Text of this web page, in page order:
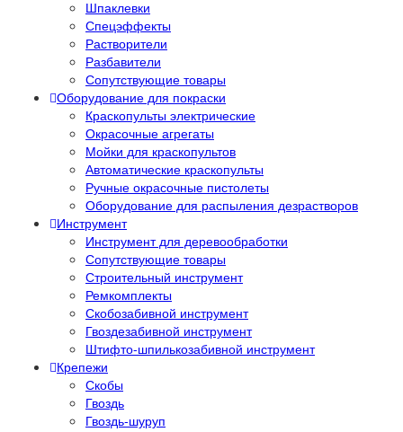
Шпаклевки
Спецэффекты
Растворители
Разбавители
Сопутствующие товары
Оборудование для покраски
Краскопульты электрические
Окрасочные агрегаты
Мойки для краскопультов
Автоматические краскопульты
Ручные окрасочные пистолеты
Оборудование для распыления дезрастворов
Инструмент
Инструмент для деревообработки
Сопутствующие товары
Строительный инструмент
Ремкомплекты
Скобозабивной инструмент
Гвоздезабивной инструмент
Штифто-шпилькозабивной инструмент
Крепежи
Скобы
Гвоздь
Гвоздь-шуруп